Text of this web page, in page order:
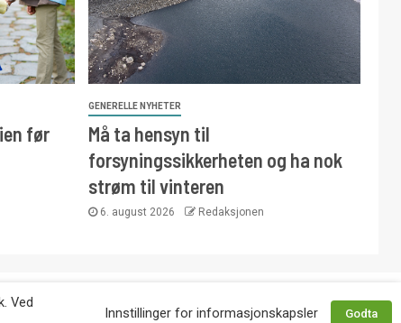
før
GENERELLE NYHETER
Må ta hensyn til
forsyningssikkerheten og ha nok
strøm til vinteren
6. august 2026 Redaksjonen
med utgiver. Tlf. 92 63 86 82.
Ved
Innstillinger for informasjonskapsler Godta